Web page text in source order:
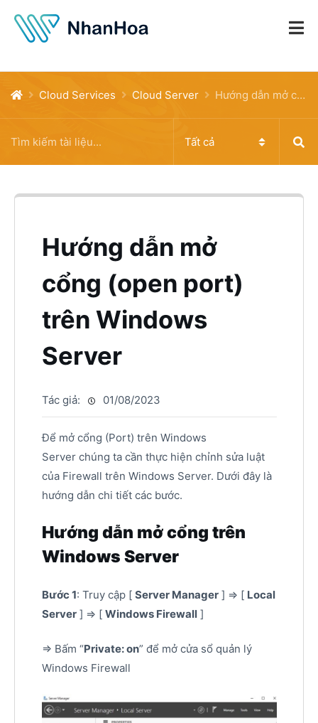
Cloud Services Cloud Server Hướng dẫn mở cổng (open port) trên Windows Server
Hướng dẫn mở
cổng (open port)
trên Windows
Server
Tác giả: 01/08/2023
Để mở cổng (Port) trên Windows
Server chúng ta cần thực hiện chỉnh sửa luật
của Firewall trên Windows Server. Dưới đây là
hướng dẫn chi tiết các bước.
Hướng dẫn mở cổng trên
Windows Server
Bước 1: Truy cập [ Server Manager] => [ Local
Server] => [ Windows Firewall]
=> Bấm “Private: on” để mở cửa sổ quản lý
Windows Firewall